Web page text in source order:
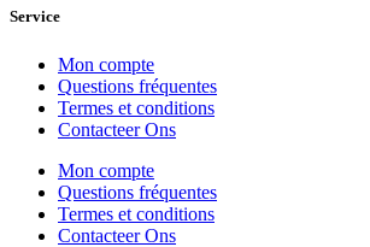
Service
Mon compte
Questions fréquentes
Termes et conditions
Contacteer Ons
Mon compte
Questions fréquentes
Termes et conditions
Contacteer Ons